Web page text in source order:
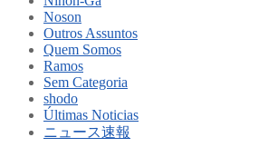
Noson
Outros Assuntos
Quem Somos
Ramos
Sem Categoria
shodo
Últimas Noticias
ニュース速報